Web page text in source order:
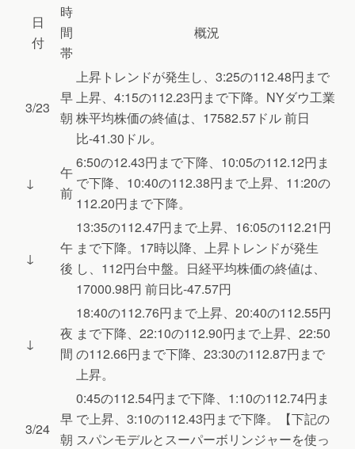
日
付
時
間
帯
概況
3/23
早
朝
上昇トレンドが発生し、3:25の112.48円まで
上昇、4:15の112.23円まで下降。NYダウ工業
株平均株価の終値は、17582.57ドル 前日
比-41.30ドル。
↓
午
前
6:50の12.43円まで下降、10:05の112.12円ま
で下降、10:40の112.38円まで上昇、11:20の
112.20円まで下降。
↓
午
後
13:35の112.47円まで上昇、16:05の112.21円
まで下降。17時以降、上昇トレンドが発生
し、112円台中盤。日経平均株価の終値は、
17000.98円 前日比-47.57円
↓
夜
間
18:40の112.76円まで上昇、20:40の112.55円
まで下降、22:10の112.90円まで上昇、22:50
の112.66円まで下降、23:30の112.87円まで
上昇。
3/24
早
朝
0:45の112.54円まで下降、1:10の112.74円ま
で上昇、3:10の112.43円まで下降。【下記の
スパンモデルとスーパーボリンジャーを使っ